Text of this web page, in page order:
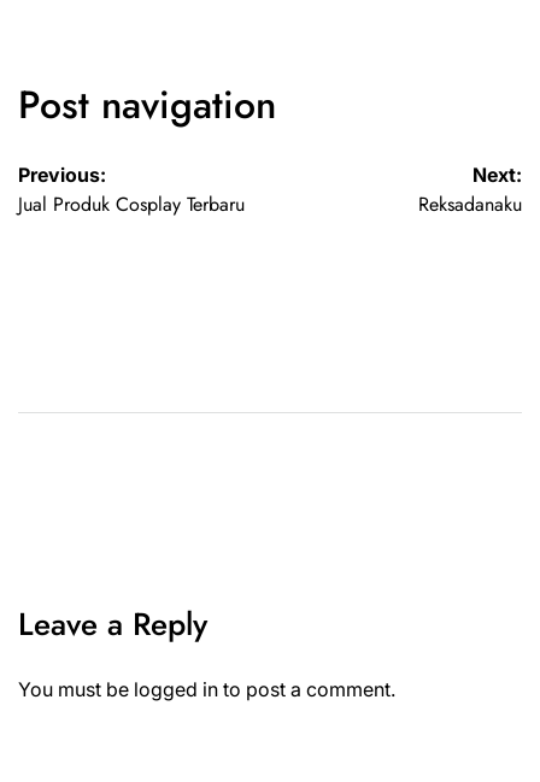
Post navigation
Previous:
Jual Produk Cosplay Terbaru
Next:
Reksadanaku
Leave a Reply
You must be logged in to post a comment.